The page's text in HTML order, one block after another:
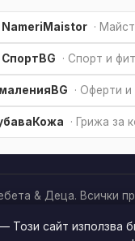
NameriMaistor ·
СпортBG · Спорт и
· Оферти и
· Грижа за
& Деца. Всички
разкриване:
Този
(affiliate)
Този сайт използва